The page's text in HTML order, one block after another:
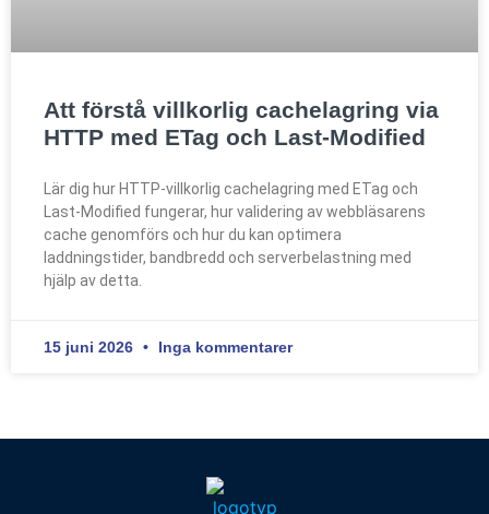
Att förstå villkorlig cachelagring via
HTTP med ETag och Last-Modified
Lär dig hur HTTP-villkorlig cachelagring med ETag och
Last-Modified fungerar, hur validering av webbläsarens
cache genomförs och hur du kan optimera
laddningstider, bandbredd och serverbelastning med
hjälp av detta.
15 juni 2026 Inga kommentarer